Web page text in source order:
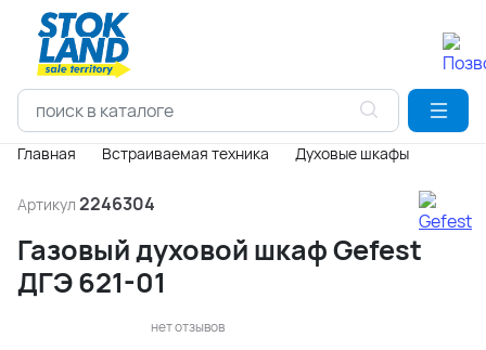
Главная Встраиваемая техника Духовые шкафы
Артикул 2246304
Газовый духовой шкаф Gefest
ДГЭ 621-01
нет отзывов